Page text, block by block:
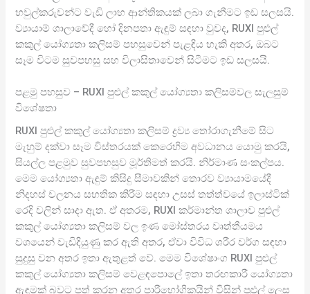
හවුල්කරුවන්ට වැඩි ලාභ ආන්තිකයක් ලබා ගැනීමට ඉඩ සලසයි.
ව්‍යායාම් ශාලාවේදී හෝ දිනපතා ඇඳුම් සඳහා වුවද, RUXI පුළුල්
කකුල් යෝග්‍යතා කලිසම් පහසුවෙන් පැළඳිය හැකි අතර, ඔබට
සෑම විටම සුවපහසු සහ විලාසිතාවෙන් සිටීමට ඉඩ සලසයි.
පළමු පහසුව – RUXI පුළුල් කකුල් යෝග්‍යතා කලිසම්වල සැලසුම්
විශේෂතා
RUXI පුළුල් කකුල් යෝග්‍යතා කලිසම් ද්‍රව්‍ය තෝරාගැනීමේ සිට
මැහුම් දක්වා සෑම විස්තරයක් කෙරෙහිම අවධානය යොමු කරයි,
සියල්ල පළමුව සුවපහසුව මූර්තිමත් කරයි. නිර්මාණ සංකල්පය.
මෙම යෝග්‍යතා ඇඳුම් කිසිදු සීමාවකින් තොරව ව්‍යායාමයේදී
නිදහස් චලනය සහතික කිරීම සඳහා උසස් තත්ත්වයේ ඉලාස්ටික්
රෙදි වලින් සාදා ඇත. ඒ අතරම, RUXI කර්මාන්ත ශාලාව පුළුල්
කකුල් යෝග්‍යතා කලිසම් වල ඉණ මෝස්තරය වෘත්තීයමය
වශයෙන් වැඩිදියුණු කර ඇති අතර, ඒවා විවිධ ශරීර වර්ග සඳහා
සුදුසු වන අතර ඉතා ඇතුළත් වේ. මෙම විශේෂාංග RUXI පුළුල්
කකුල් යෝග්‍යතා කලිසම් වෙළඳපොලේ ඉතා තරඟකාරී යෝග්‍යතා
ඇඳුමක් බවට පත් කරන අතර පාරිභෝගිකයින් විසින් පුළුල් ලෙස